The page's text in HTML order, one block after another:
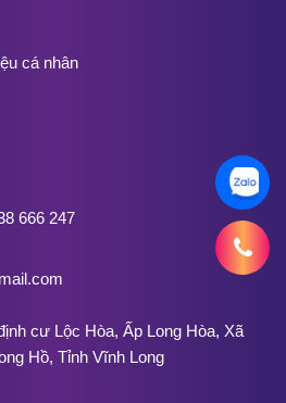
cá nhân
666 247
cư Lộc Hòa, Ấp Long Hòa, Xã
Hồ, Tỉnh Vĩnh Long